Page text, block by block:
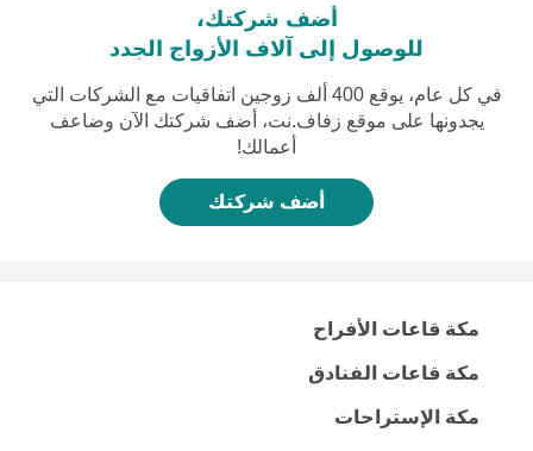
أضف شركتك،
للوصول إلى آلاف الأزواج الجدد
في كل عام، يوقع 400 ألف زوجين اتفاقيات مع الشركات التي
يجدونها على موقع زفاف.نت، أضف شركتك الآن وضاعف
أعمالك!
أضف شركتك
مكة قاعات الأفراح
مكة قاعات الفنادق
مكة الإستراحات